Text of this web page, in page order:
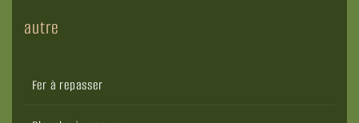
autre
Fer à repasser